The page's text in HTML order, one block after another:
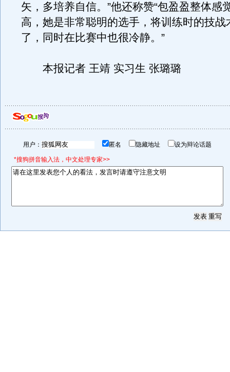
矢，多培养自信。”他还称赞“包盈盈整体感
高，她是非常聪明的选手，将训练时的技战
了，同时在比赛中也很冷静。”
本报记者 王靖 实习生 张璐璐
用户： 匿名 隐藏地址 设为辩论话题
*搜狗拼音输入法，中文处理专家>>